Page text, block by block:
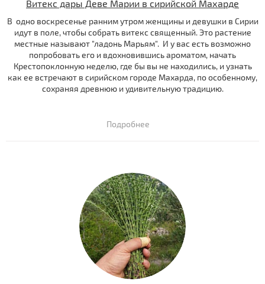
Витекс дары Деве Марии в сирийской Махарде
В одно воскресенье ранним утром женщины и девушки в Сирии
идут в поле, чтобы собрать витекс священный. Это растение
местные называют "ладонь Марьям". И у вас есть возможно
попробовать его и вдохновившись ароматом, начать
Крестопоклонную неделю, где бы вы не находились, и узнать
как ее встречают в сирийском городе Махарда, по особенному,
сохраняя древнюю и удивительную традицию.
Подробнее